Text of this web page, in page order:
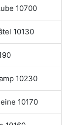
10700
10130
10230
10170